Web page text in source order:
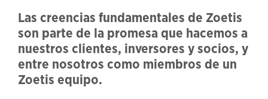
Las creencias fundamentales de Zoetis
son parte de la promesa que hacemos a
nuestros clientes, inversores y socios, y
entre nosotros como miembros de un
Zoetis equipo.